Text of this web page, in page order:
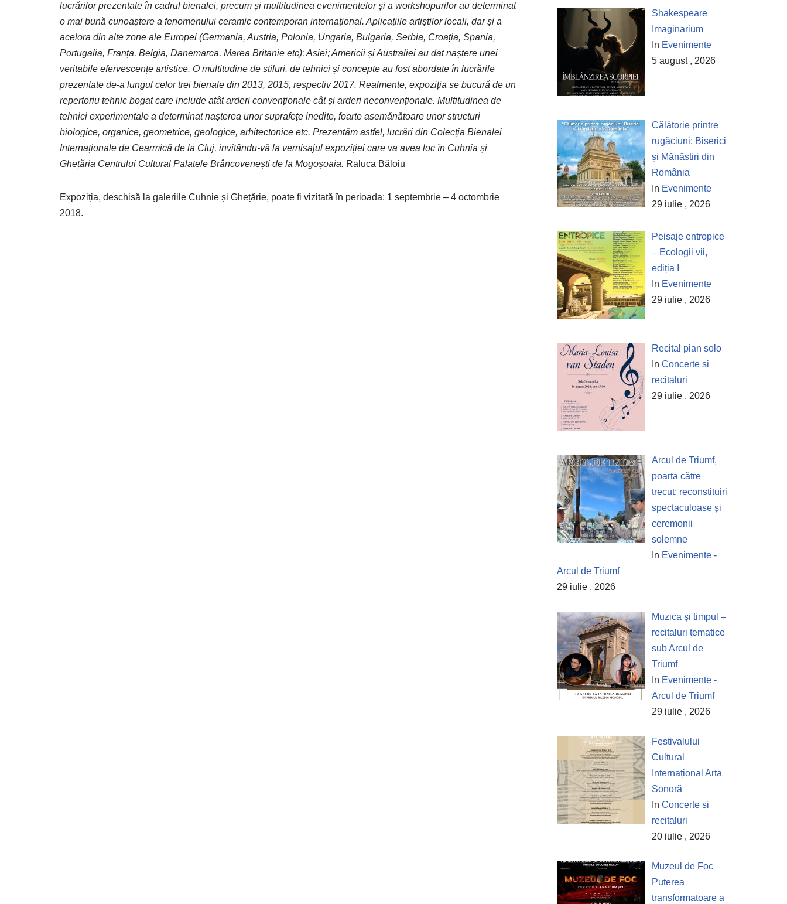
lucrărilor prezentate în cadrul bienalei, precum și multitudinea evenimentelor și a workshopurilor au determinat
o mai bună cunoaștere a fenomenului ceramic contemporan internațional. Aplicațiile artiștilor locali, dar și a
acelora din alte zone ale Europei (Germania, Austria, Polonia, Ungaria, Bulgaria, Serbia, Croația, Spania,
Portugalia, Franța, Belgia, Danemarca, Marea Britanie etc); Asiei; Americii și Australiei au dat naștere unei
veritabile efervescențe artistice. O multitudine de stiluri, de tehnici și concepte au fost abordate în lucrările
prezentate de-a lungul celor trei bienale din 2013, 2015, respectiv 2017. Realmente, expoziția se bucură de un
repertoriu tehnic bogat care include atât arderi convenționale cât și arderi neconvenționale. Multitudinea de
tehnici experimentale a determinat nașterea unor suprafețe inedite, foarte asemănătoare unor structuri
biologice, organice, geometrice, geologice, arhitectonice etc. Prezentăm astfel, lucrări din Colecția Bienalei
Internaționale de Cearmică de la Cluj, invitându-vă la vernisajul expoziției care va avea loc în Cuhnia și
Ghețăria Centrului Cultural Palatele Brâncovenești de la Mogoșoaia. Raluca Băloiu
Expoziția, deschisă la galeriile Cuhnie și Ghețărie, poate fi vizitată în perioada: 1 septembrie – 4 octombrie
2018.
Shakespeare
Imaginarium
In Evenimente
5 august , 2026
Călătorie printre
rugăciuni: Biserici
și Mănăstiri din
România
In Evenimente
29 iulie , 2026
Peisaje entropice
– Ecologii vii,
ediția I
In Evenimente
29 iulie , 2026
Recital pian solo
In Concerte si
recitaluri
29 iulie , 2026
Arcul de Triumf,
poarta către
trecut: reconstituiri
spectaculoase și
ceremonii
solemne
In Evenimente -
Arcul de Triumf
29 iulie , 2026
Muzica și timpul –
recitaluri tematice
sub Arcul de
Triumf
In Evenimente -
Arcul de Triumf
29 iulie , 2026
Festivalului
Cultural
Internațional Arta
Sonoră
In Concerte si
recitaluri
20 iulie , 2026
Muzeul de Foc –
Puterea
transformatoare a